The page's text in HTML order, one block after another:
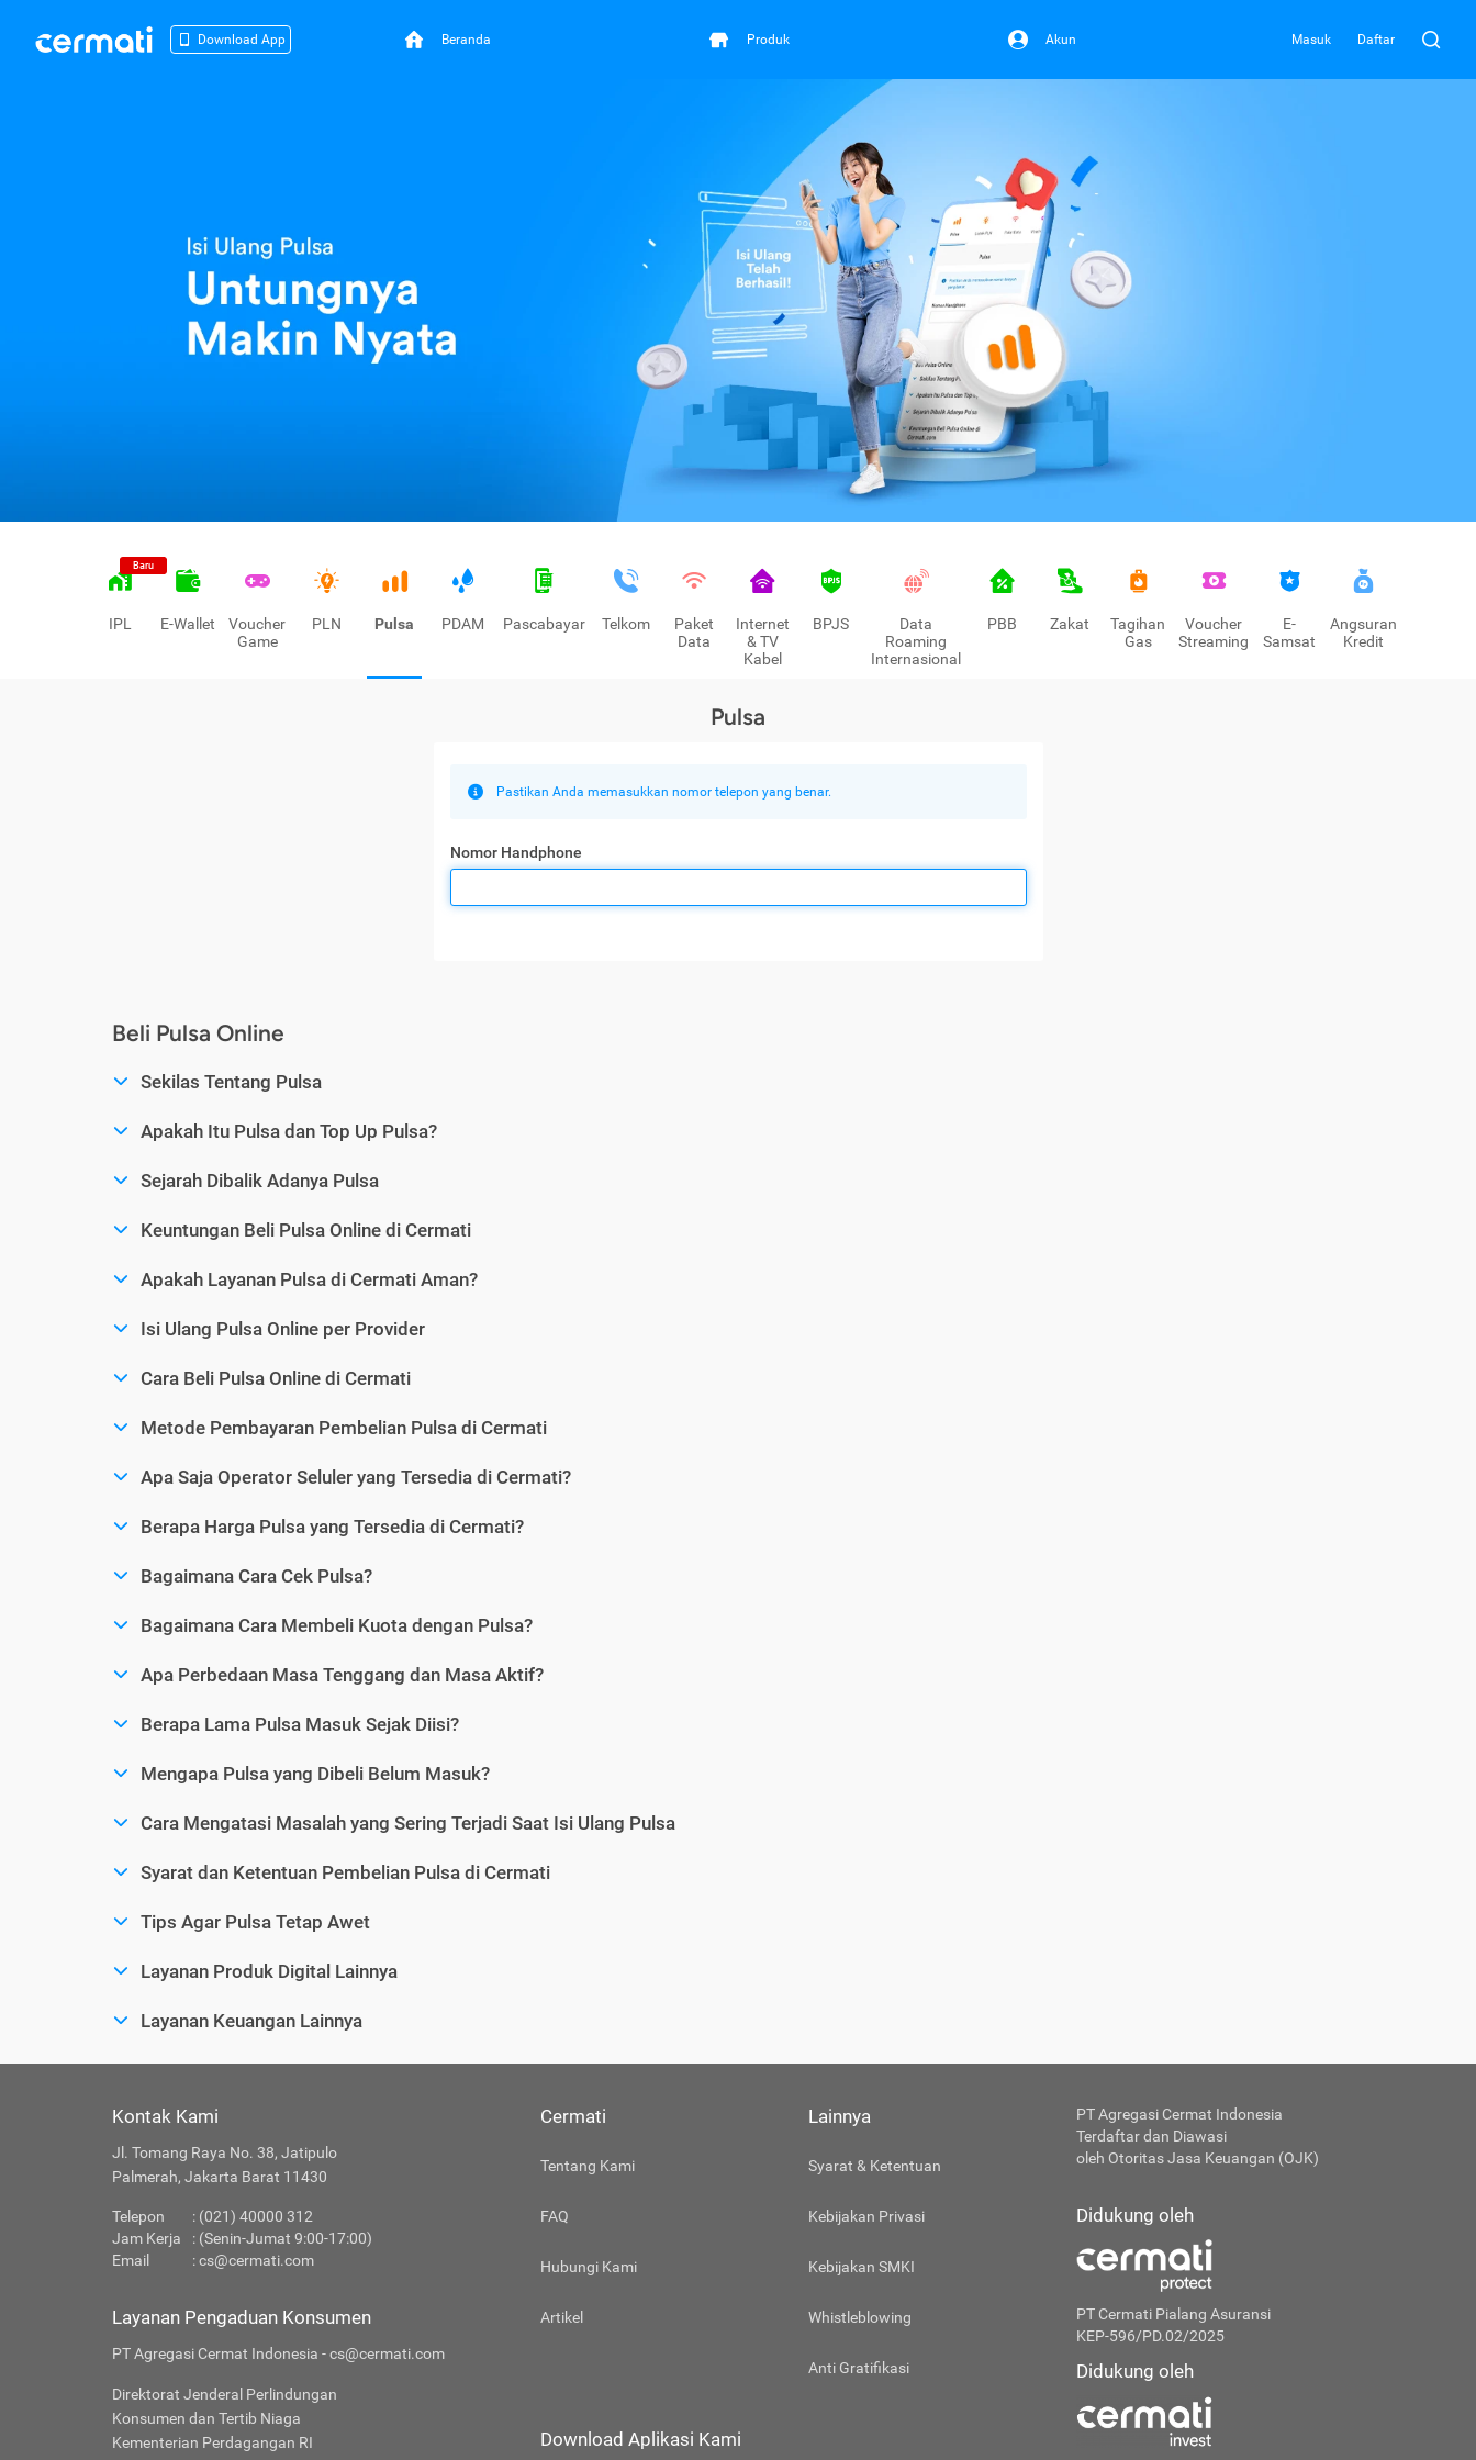
Download App Beranda Produk Akun Masuk Daftar
Baru
IPL E-Wallet
Voucher
Game
PLN Pulsa PDAM Pascabayar Telkom
Paket
Data
Internet
& TV
Kabel
BPJS
Data
Roaming
Internasional
PBB Zakat
Tagihan
Gas
Voucher
Streaming
E-
Samsat
Angsuran
Kredit
Pulsa
Pastikan Anda memasukkan nomor telepon yang benar.
Nomor Handphone
Beli Pulsa Online
Sekilas Tentang Pulsa
Apakah Itu Pulsa dan Top Up Pulsa?
Sejarah Dibalik Adanya Pulsa
Keuntungan Beli Pulsa Online di Cermati
Apakah Layanan Pulsa di Cermati Aman?
Isi Ulang Pulsa Online per Provider
Cara Beli Pulsa Online di Cermati
Metode Pembayaran Pembelian Pulsa di Cermati
Apa Saja Operator Seluler yang Tersedia di Cermati?
Berapa Harga Pulsa yang Tersedia di Cermati?
Bagaimana Cara Cek Pulsa?
Bagaimana Cara Membeli Kuota dengan Pulsa?
Apa Perbedaan Masa Tenggang dan Masa Aktif?
Berapa Lama Pulsa Masuk Sejak Diisi?
Mengapa Pulsa yang Dibeli Belum Masuk?
Cara Mengatasi Masalah yang Sering Terjadi Saat Isi Ulang Pulsa
Syarat dan Ketentuan Pembelian Pulsa di Cermati
Tips Agar Pulsa Tetap Awet
Layanan Produk Digital Lainnya
Layanan Keuangan Lainnya
Kontak Kami
Jl. Tomang Raya No. 38, Jatipulo
Palmerah, Jakarta Barat 11430
Telepon
: (021) 40000 312
Jam Kerja
: (Senin-Jumat 9:00-17:00)
Email
:cs@cermati.com
Layanan Pengaduan Konsumen
PT Agregasi Cermat Indonesia - cs@cermati.com
Direktorat Jenderal Perlindungan
Konsumen dan Tertib Niaga
Kementerian Perdagangan RI
Cermati
Tentang Kami
FAQ
Hubungi Kami
Artikel
Lainnya
Syarat & Ketentuan
Kebijakan Privasi
Kebijakan SMKI
Whistleblowing
Anti Gratifikasi
Download Aplikasi Kami
PT Agregasi Cermat Indonesia
Terdaftar dan Diawasi
oleh Otoritas Jasa Keuangan (OJK)
Didukung oleh
PT Cermati Pialang Asuransi
KEP-596/PD.02/2025
Didukung oleh